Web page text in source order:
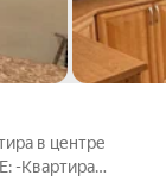
в центре
-Квартира